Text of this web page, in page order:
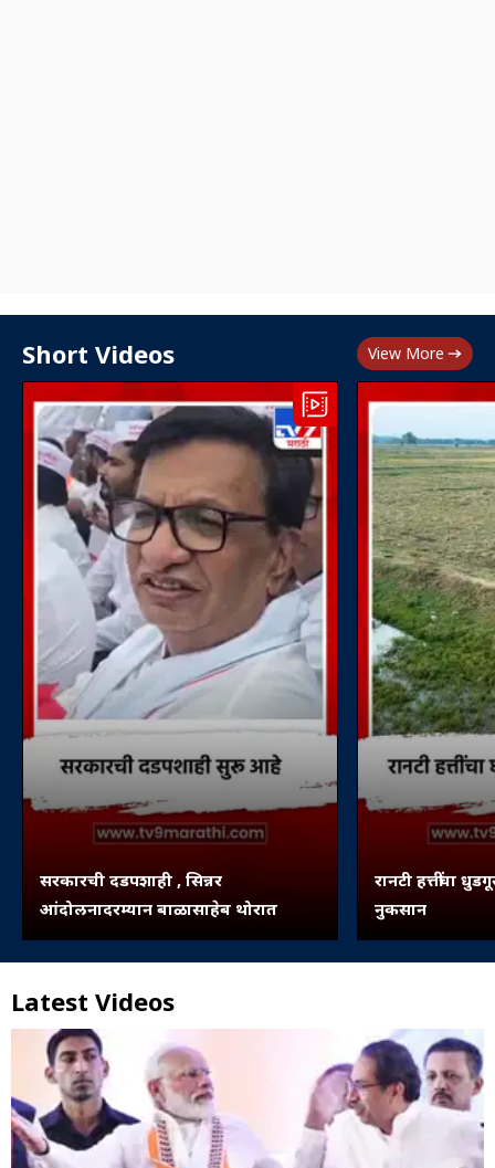
Short Videos View More
सरकारची दडपशाही , सिन्नर
आंदोलनादरम्यान बाळासाहेब थोरात
रानटी हत्तींचा
नुकसान
Latest Videos